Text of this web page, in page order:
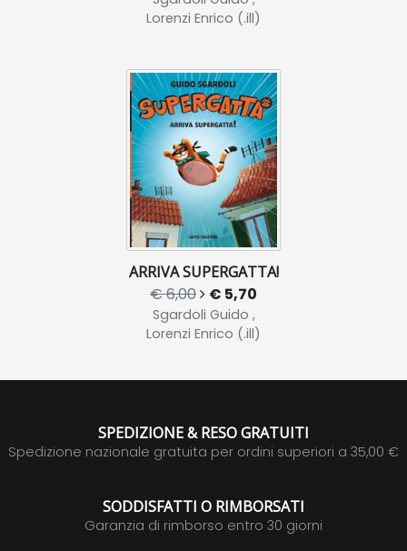
Lorenzi Enrico (.ill)
ARRIVA SUPERGATTA!
€ 6,00 € 5,70
Sgardoli Guido ,
Lorenzi Enrico (.ill)
SPEDIZIONE & RESO GRATUITI
Spedizione nazionale gratuita per ordini superiori a 35,00 €
SODDISFATTI O RIMBORSATI
Garanzia di rimborso entro 30 giorni